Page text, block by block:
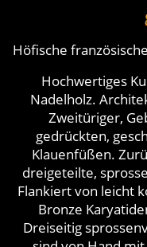
Höfische
Hochwertiges
Nadelholz.
Zweitüriger,
gedrückten,
Klauenfüßen.
dreigeteilte,
Flankiert von leicht
Bronze
Dreiseitig